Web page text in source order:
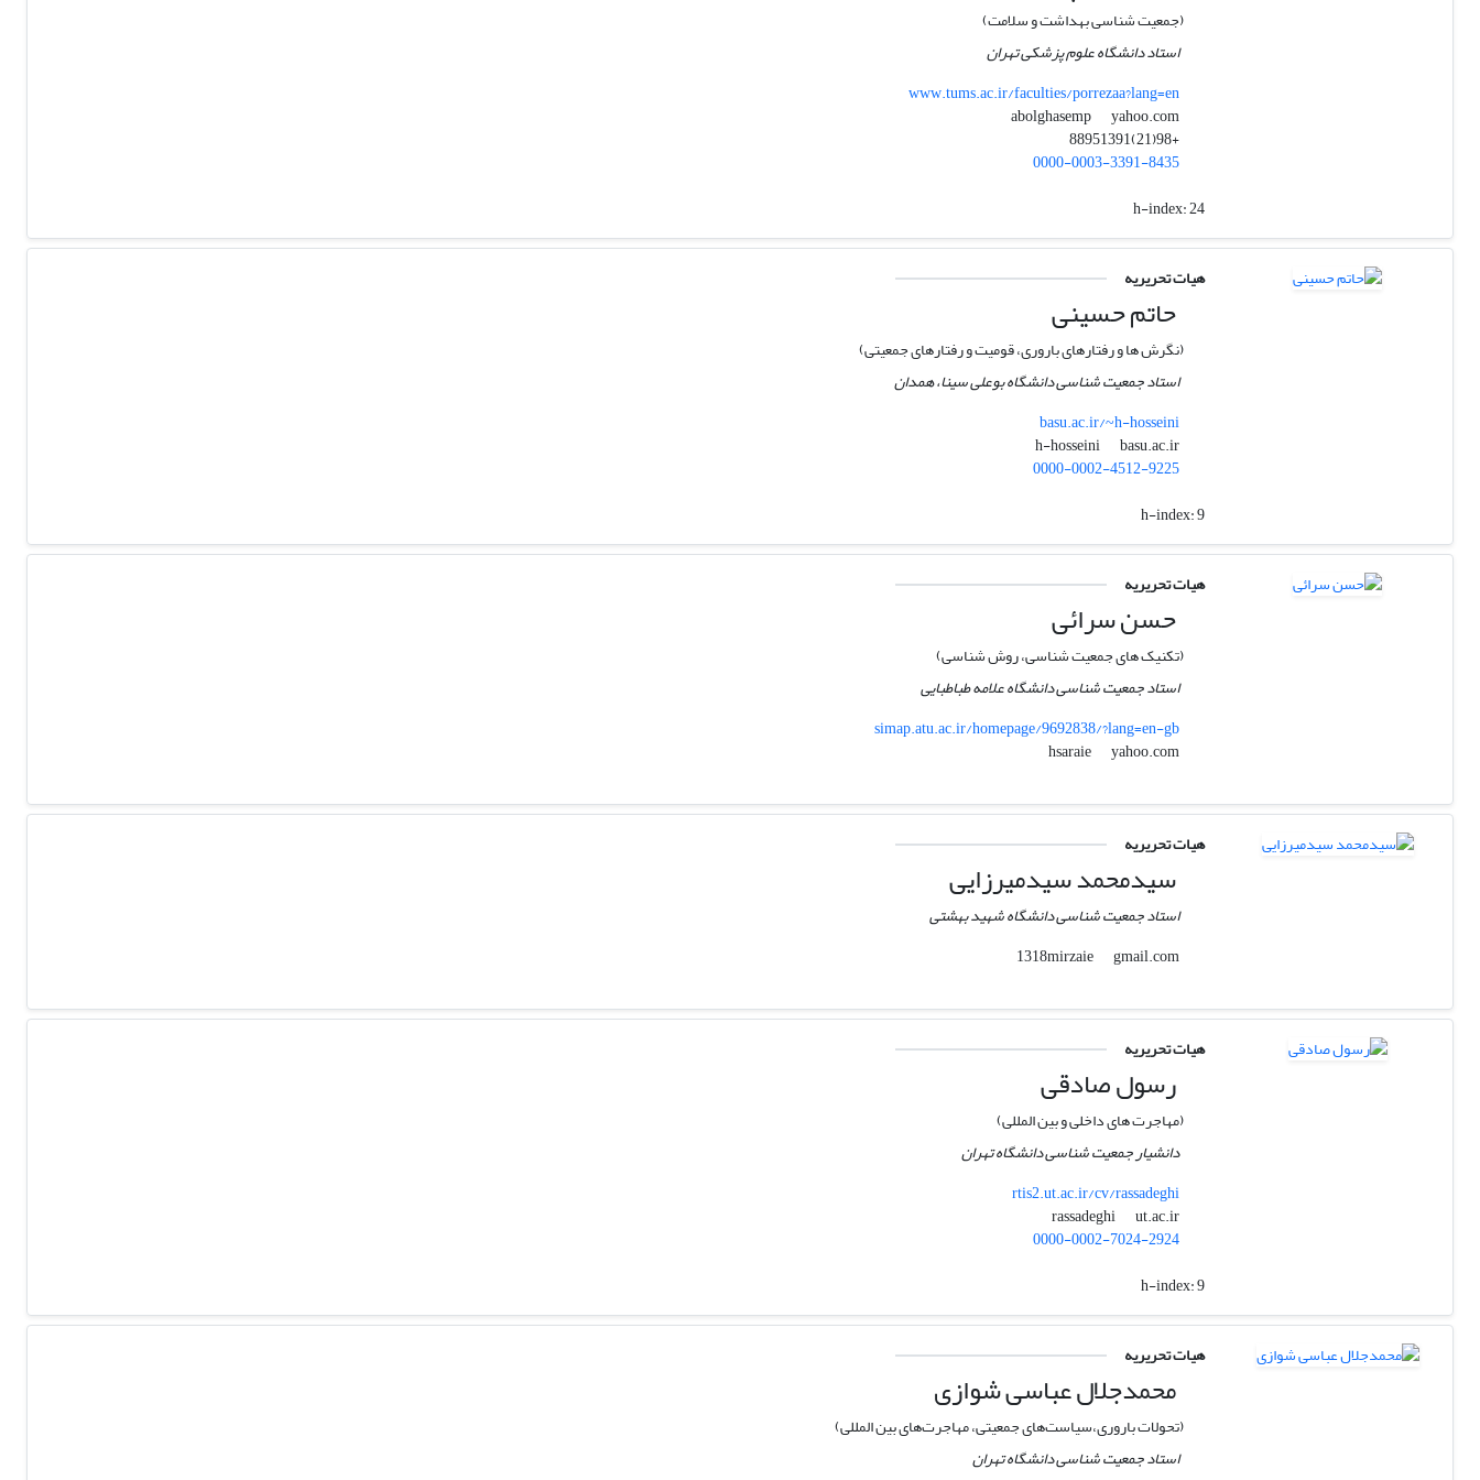
(جمعیت شناسی بهداشت و سلامت)
استاد دانشگاه علوم پزشکی تهران
www.tums.ac.ir/faculties/porrezaa?lang=en
abolghasemp
yahoo.com
+98(21)88951391
0000-0003-3391-8435
h-index:24
هیات تحریریه
حاتم حسینی
(نگرش ها و رفتارهای باروری، قومیت و رفتارهای جمعیتی)
استاد جمعیت شناسی دانشگاه بوعلی سینا، همدان
basu.ac.ir/~h-hosseini
h-hosseini
basu.ac.ir
0000-0002-4512-9225
h-index:9
هیات تحریریه
حسن سرائی
(تکنیک های جمعیت شناسی، روش شناسی)
استاد جمعیت شناسی دانشگاه علامه طباطبایی
simap.atu.ac.ir/homepage/9692838/?lang=en-gb
hsaraie
yahoo.com
هیات تحریریه
سیدمحمد سیدمیرزایی
استاد جمعیت شناسی دانشگاه شهید بهشتی
1318mirzaie
gmail.com
هیات تحریریه
رسول صادقی
(مهاجرت های داخلی و بین المللی)
دانشیار جمعیت شناسی دانشگاه تهران
rtis2.ut.ac.ir/cv/rassadeghi
rassadeghi
ut.ac.ir
0000-0002-7024-2924
h-index:9
هیات تحریریه
محمدجلال عباسی شوازی
(تحولات باروری،سیاست‌های جمعیتی، مهاجرت‌های بین المللی)
استاد جمعیت شناسی دانشگاه تهران